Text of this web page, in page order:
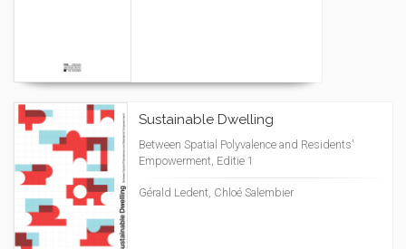
Sustainable Dwelling
Between Spatial Polyvalence and Residents'
Empowerment, Editie 1
Gérald Ledent, Chloé Salembier